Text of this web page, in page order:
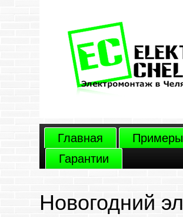
Главная
Гарантии
Новогодний